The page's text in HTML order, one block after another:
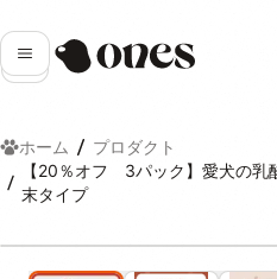
メニューOnes
ホーム
プロダクト
【20％オフ 3パック】愛犬の
末タイプ